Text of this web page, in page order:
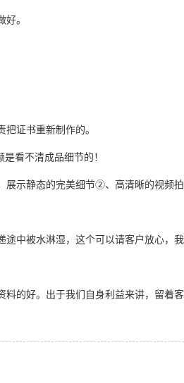
。
证书重新制作的。
看不清成品细节的！
示静态的完美细节②、高清晰的视频
中被水淋湿，这个可以请客户放心，
的好。出于我们自身利益来讲，留着